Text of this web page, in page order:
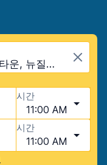
퀸스타운 공항(ZQN), 퀸즈타운, 뉴질랜드
시간
11:00 AM
시간
11:00 AM